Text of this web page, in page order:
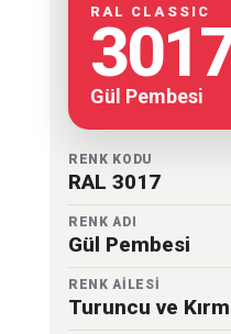
RAL CLASSIC
Gül Pembesi
RENK KODU
RAL 3017
RENK ADI
Gül Pembesi
RENK AİLESİ
Turuncu ve